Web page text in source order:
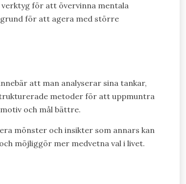
för att övervinna mentala
för att agera med större
att man analyserar sina tankar,
metoder för att uppmuntra
och mål bättre.
mönster och insikter som annars kan
möjliggör mer medvetna val i livet.